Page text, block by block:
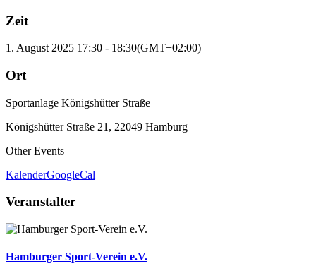
Zeit
1. August 2025 17:30 - 18:30(GMT+02:00)
Ort
Sportanlage Königshütter Straße
Königshütter Straße 21, 22049 Hamburg
Other Events
KalenderGoogleCal
Veranstalter
Hamburger Sport-Verein e.V.